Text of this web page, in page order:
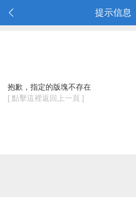
提示信息
抱歉，指定的版塊不存在
[ 點擊這裡返回上一頁 ]